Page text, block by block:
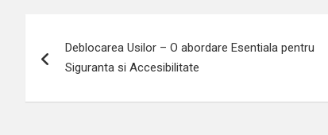
în
articole
Deblocarea Usilor – O abordare Esentiala pentru
Siguranta si Accesibilitate